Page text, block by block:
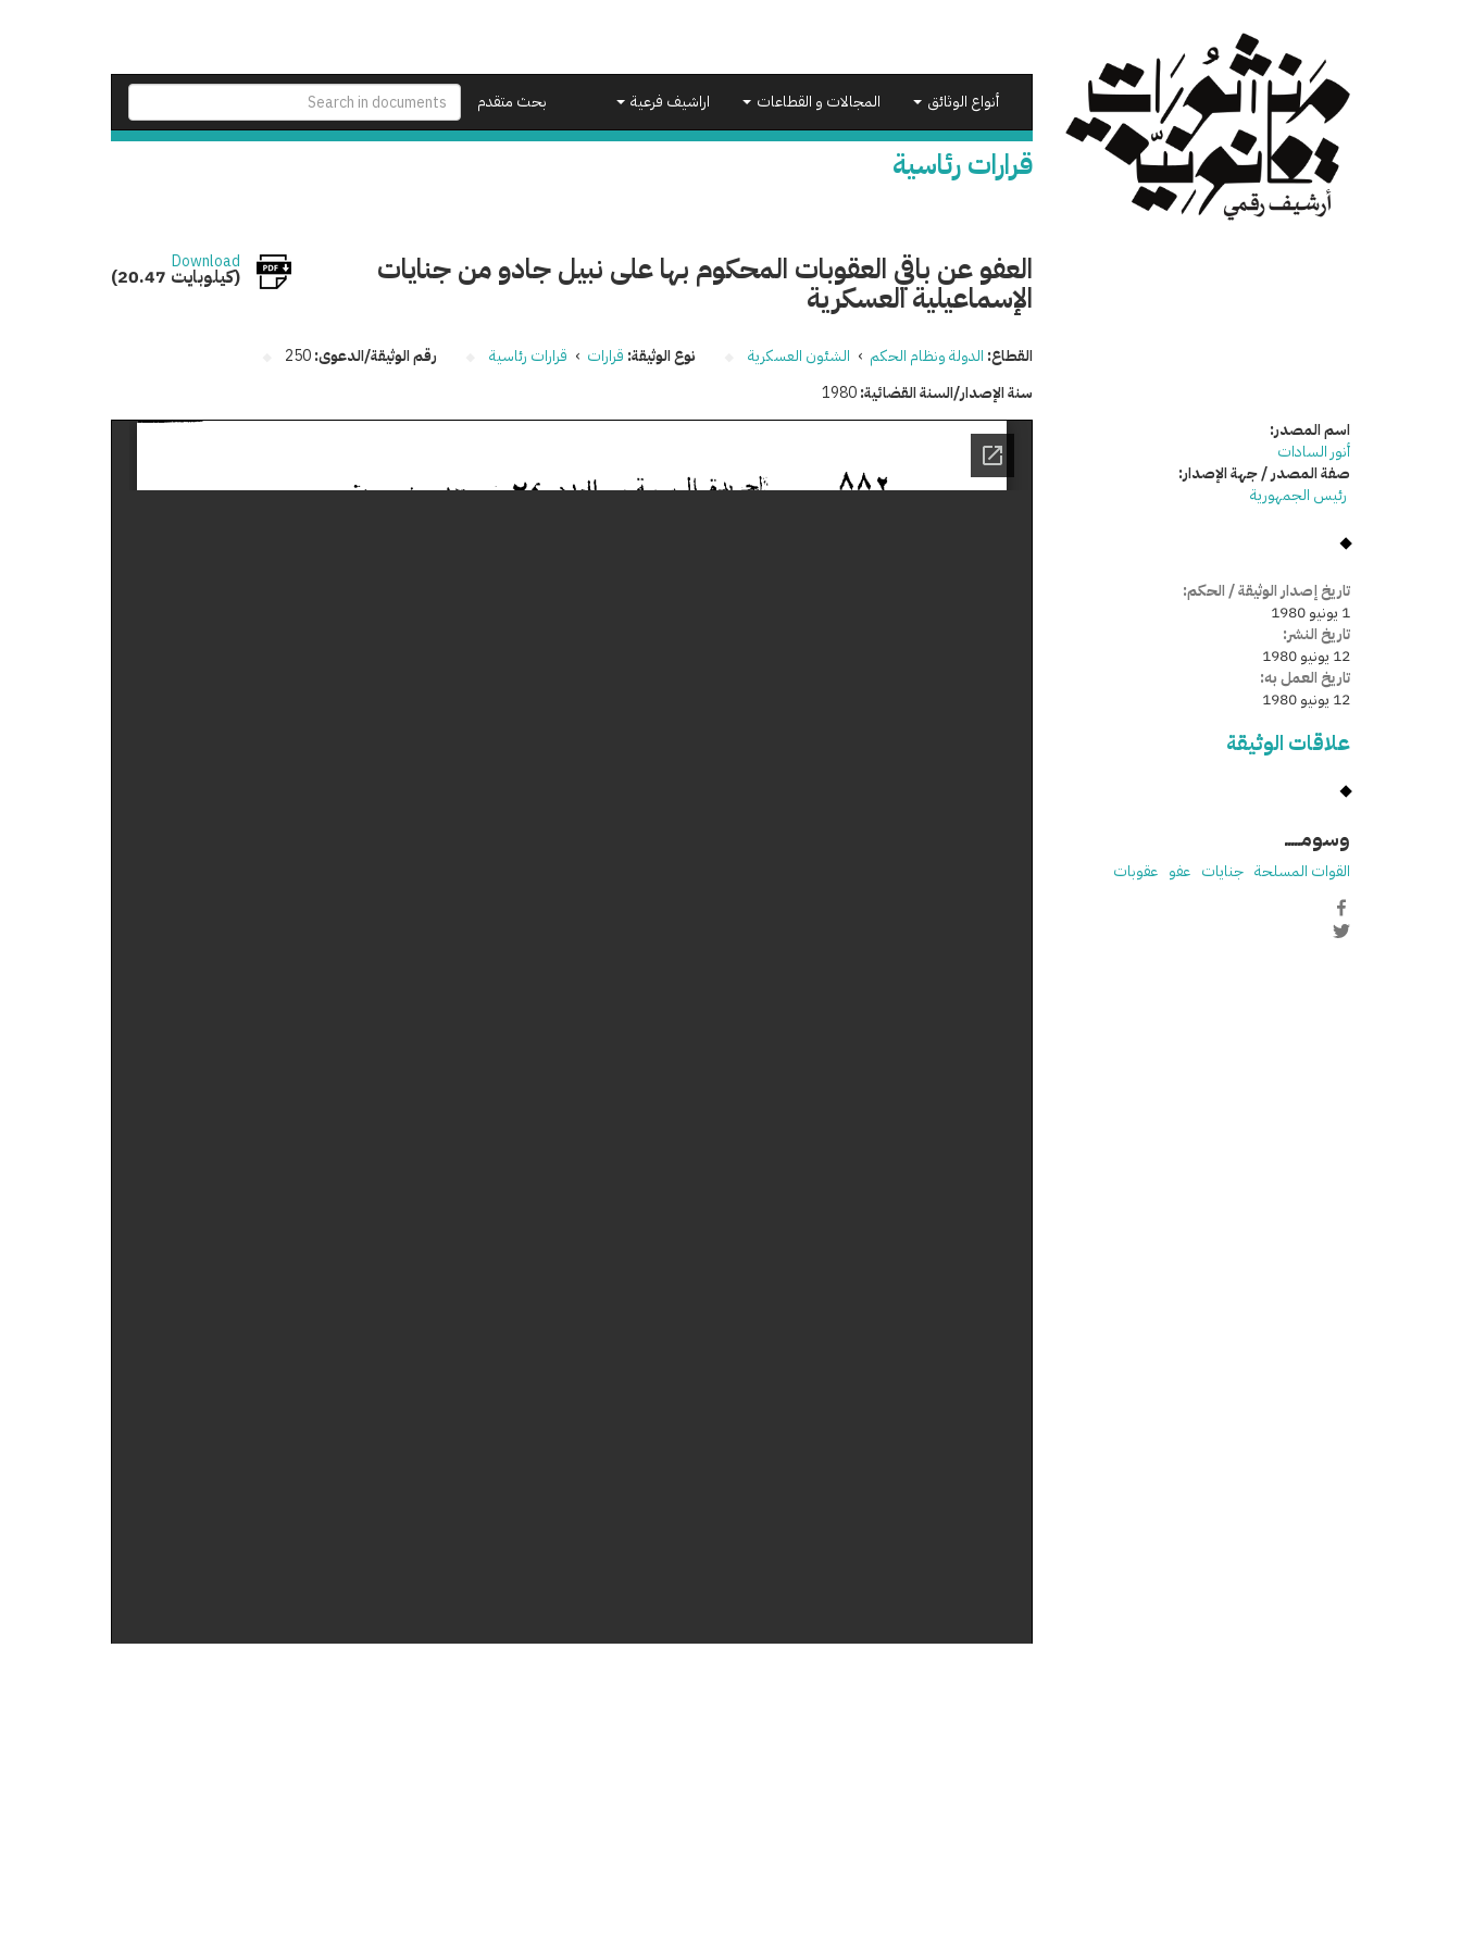
بحث متقدم
أنواع الوثائق المجالات و القطاعات اراشيف فرعية
قرارات رئاسية
العفو عن باقي العقوبات المحكوم بها على نبيل جادو من جنايات
الإسماعيلية العسكرية
Download
(20.47 كيلوبايت)
القطاع: الدولة ونظام الحكم › الشئون العسكرية نوع الوثيقة: قرارات › قرارات رئاسية رقم الوثيقة/الدعوى:250
سنة الإصدار/السنة القضائية:1980
اسم المصدر:
أنور السادات
صفة المصدر / جهة الإصدار:
رئيس الجمهورية
تاريخ إصدار الوثيقة / الحكم:
1 يونيو 1980
تاريخ النشر:
12 يونيو 1980
تاريخ العمل به:
12 يونيو 1980
علاقات الوثيقة
وسومـــــ
القوات المسلحة جنايات عفو عقوبات